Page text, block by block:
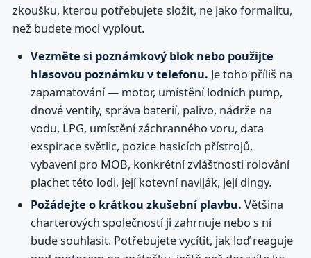
zkoušku, kterou potřebujete složit, ne jako formalitu,
než budete moci vyplout.
Vezměte si poznámkový blok nebo použijte
hlasovou poznámku v telefonu. Je toho příliš na
zapamatování — motor, umístění lodních pump,
dnové ventily, správa baterií, palivo, nádrže na
vodu, LPG, umístění záchranného voru, data
exspirace světlic, pozice hasicích přístrojů,
vybavení pro MOB, konkrétní zvláštnosti rolování
plachet této lodi, její kotevní naviják, její dingy.
Požádejte o krátkou zkušební plavbu. Většina
charterových společností ji zahrnuje nebo s ní
bude souhlasit. Potřebujete vycítit, jak loď reaguje